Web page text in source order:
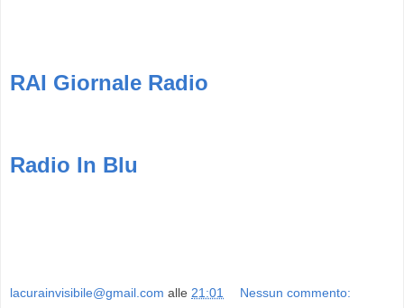
RAI Giornale Radio
Radio In Blu
lacurainvisibile@gmail.com alle 21:01 Nessun commento: